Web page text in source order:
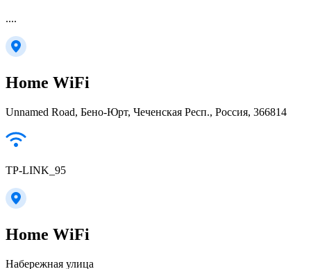
....
Home WiFi
Unnamed Road, Бено-Юрт, Чеченская Респ., Россия, 366814
TP-LINK_95
Home WiFi
Набережная улица